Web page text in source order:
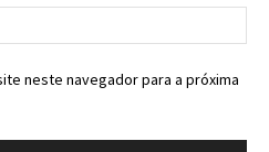
neste navegador para a próxima